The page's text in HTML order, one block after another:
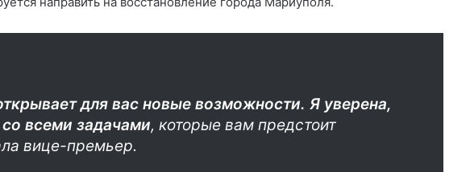
для вас новые возможности. Я уверена,
всеми задачами, которые вам предстоит
вице-премьер.